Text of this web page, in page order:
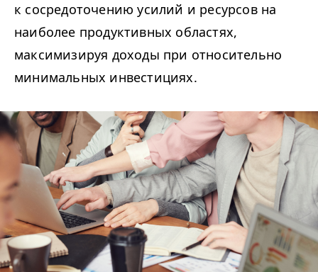
к сосредоточению усилий и ресурсов на
наиболее продуктивных областях,
максимизируя доходы при относительно
минимальных инвестициях.